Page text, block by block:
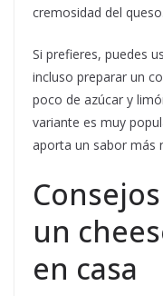
cremosidad del queso.
Si prefieres, puedes
incluso preparar un
poco de azúcar y
variante es muy
aporta un sabor más
un
en casa